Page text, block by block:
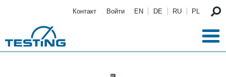
Контакт Войти EN DE RU PL